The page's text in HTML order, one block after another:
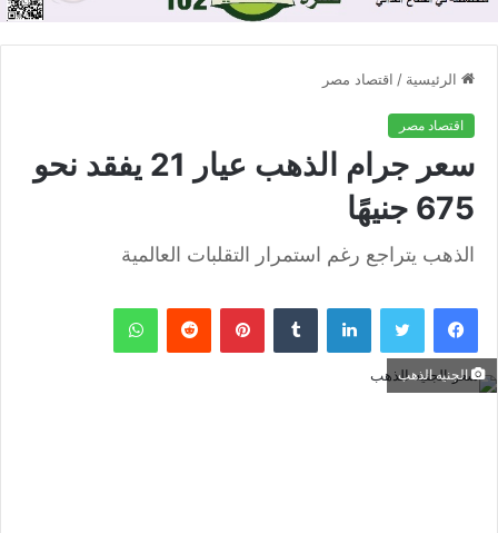
الرئيسية / اقتصاد مصر
اقتصاد مصر
سعر جرام الذهب عيار 21 يفقد نحو
675 جنيهًا
الذهب يتراجع رغم استمرار التقلبات العالمية
فيسبوك تويتر لينكدإن بينتيريست واتساب
الجنيه الذهب